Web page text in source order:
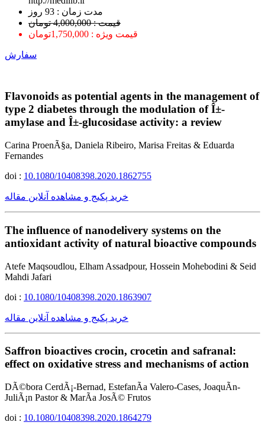
ﻣﺪﺕ ﺯﻣﺎﻥ : 93 ﺭﻭﺯ
قیمت : 4,000,000 تومان
قیمت ویژه : 1,750,000تومان
سفارش
Flavonoids as potential agents in the management of
type 2 diabetes through the modulation of Î±-
amylase and Î±-glucosidase activity: a review
Carina ProenÃ§a, Daniela Ribeiro, Marisa Freitas & Eduarda
Fernandes
doi : 10.1080/10408398.2020.1862755
خرید پکیج و مشاهده آنلاین مقاله
The influence of nanodelivery systems on the
antioxidant activity of natural bioactive compounds
Atefe Maqsoudlou, Elham Assadpour, Hossein Mohebodini & Seid
Mahdi Jafari
doi : 10.1080/10408398.2020.1863907
خرید پکیج و مشاهده آنلاین مقاله
Saffron bioactives crocin, crocetin and safranal:
effect on oxidative stress and mechanisms of action
DÃ©bora CerdÃ¡-Bernad, EstefanÃ­a Valero-Cases, JoaquÃ­n-
JuliÃ¡n Pastor & MarÃ­a JosÃ© Frutos
doi : 10.1080/10408398.2020.1864279